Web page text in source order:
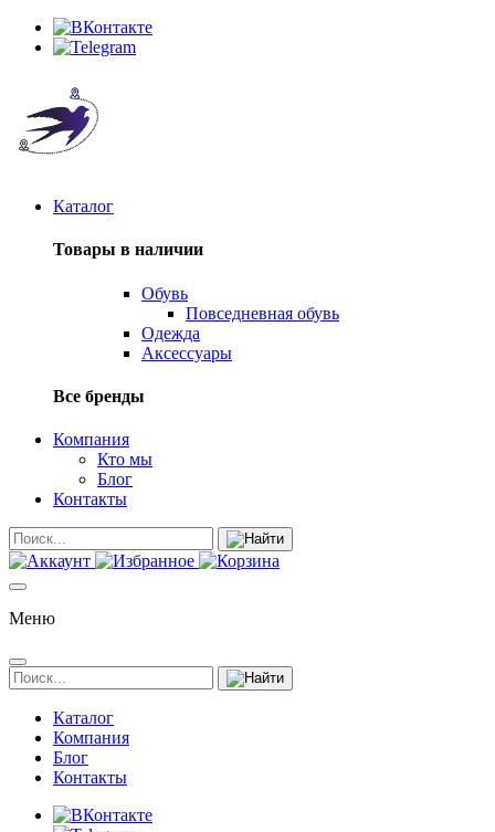
Каталог
Товары в наличии
Обувь
Повседневная обувь
Одежда
Аксессуары
Все бренды
Компания
Кто мы
Блог
Контакты
Меню
Каталог
Компания
Блог
Контакты